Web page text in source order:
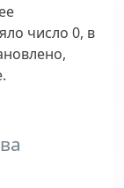
число 0, в